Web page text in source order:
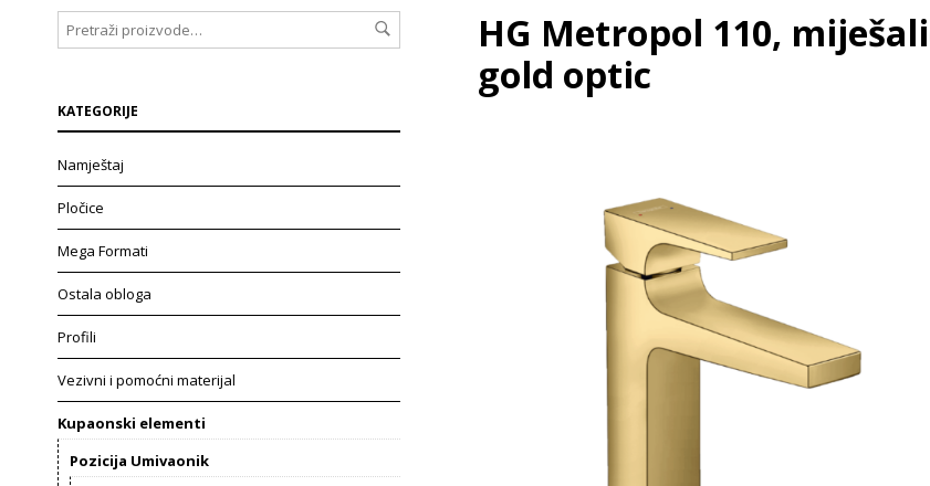
HG Metropol 110,
gold optic
KATEGORIJE
Namještaj
Pločice
Mega Formati
Ostala obloga
Profili
Vezivni i pomoćni materijal
Kupaonski elementi
Pozicija Umivaonik